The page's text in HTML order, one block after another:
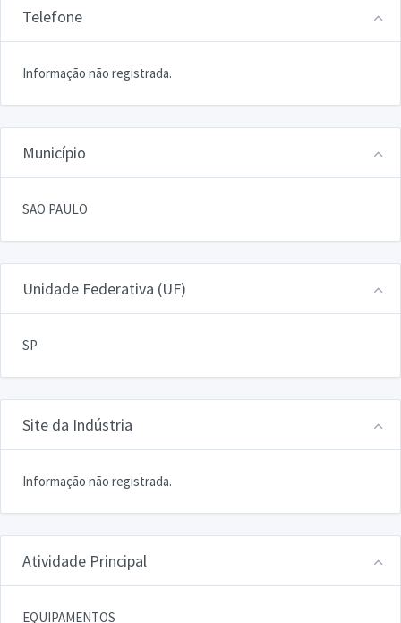
Telefone
Informação não registrada.
Município
SAO PAULO
Unidade Federativa (UF)
SP
Site da Indústria
Informação não registrada.
Atividade Principal
EQUIPAMENTOS